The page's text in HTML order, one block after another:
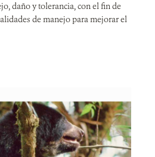
daño y tolerancia, con el fin de
de manejo para mejorar el